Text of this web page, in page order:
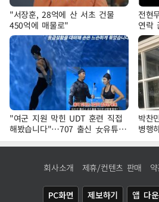
"서장훈, 28억에 산 서초 건물
450억에 매물로"
전현
연락
"여군 지원 막힌 UDT 훈련 직접
해봤습니다"…707 출신 女유튜버
'완벽 소화'
박찬
병행
회사소개 제휴/컨텐츠 판매
PC화면 제보하기 앱 다